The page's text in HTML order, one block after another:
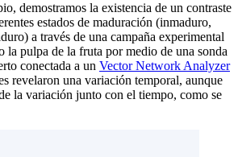
demostramos la existencia de un contraste
estados de maduración (inmaduro,
a través de una campaña experimental
la pulpa de la fruta por medio de una sonda
conectada a un Vector Network Analyzer
revelaron una variación temporal, aunque
la variación junto con el tiempo, como se